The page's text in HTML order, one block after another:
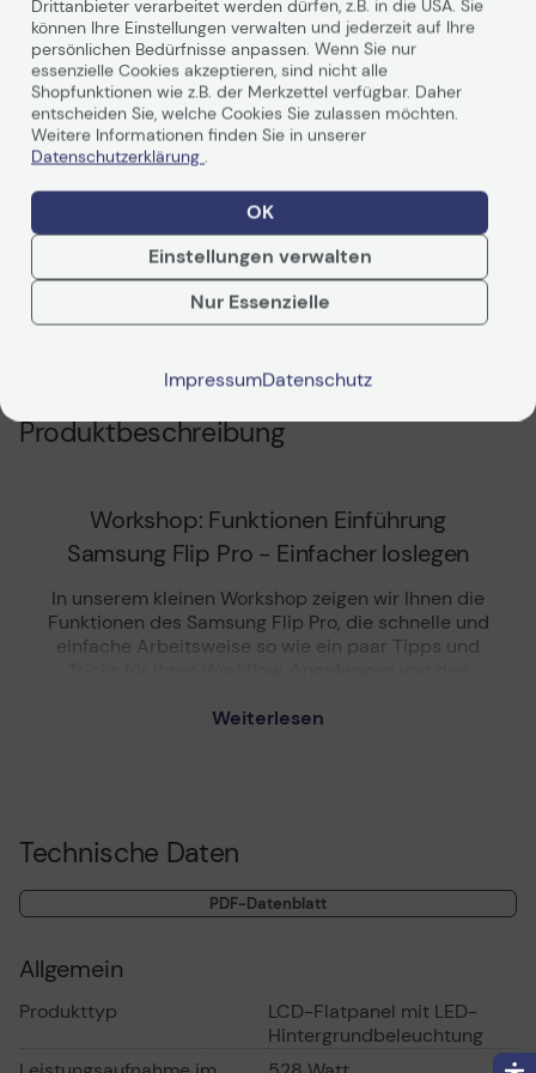
gemäß der EU-
Datenverordnung
gemäß der EU-
Datenverordnung
Moderne Tools für effektive Teamarbeit und
Meetings
20.08.24 | Keine Kommentare
Produktbeschreibung
Workshop: Funktionen Einführung
Samsung Flip Pro - Einfacher loslegen
In unserem kleinen Workshop zeigen wir Ihnen die
Funktionen des Samsung Flip Pro, die schnelle und
einfache Arbeitsweise so wie ein paar Tipps und
Präsentation mit externen Geräten und vieles mehr.
Office Partner freut sich, dass Samsung mittlerweile
die 4. Generation des beliebten Samsung Flip Pro
auf den Markt bringt. Somit bietet Samsung
mittlerweile ein komplettes Line-Up cleverer
interaktiver Touch Displays an. Von 55 bis 85 Zoll
Weiterlesen
Technische Daten
PDF-Datenblatt
Allgemein
Produkttyp
LCD-Flatpanel mit LED-
Hintergrundbeleuchtung
Drittanbieter verarbeitet werden dürfen, z.B. in die USA. Sie
können Ihre Einstellungen verwalten und jederzeit auf Ihre
persönlichen Bedürfnisse anpassen. Wenn Sie nur
essenzielle Cookies akzeptieren, sind nicht alle
Shopfunktionen wie z.B. der Merkzettel verfügbar. Daher
entscheiden Sie, welche Cookies Sie zulassen möchten.
Weitere Informationen finden Sie in unserer
Datenschutzerklärung .
OK
Einstellungen verwalten
Nur Essenzielle
ImpressumDatenschutz